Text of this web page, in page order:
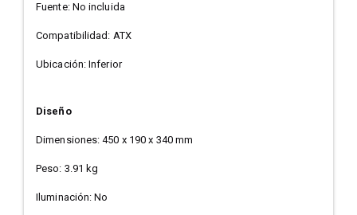
Fuente: No incluida
Compatibilidad: ATX
Ubicación: Inferior
Diseño
Dimensiones: 450 x 190 x 340 mm
Peso: 3.91 kg
Iluminación: No